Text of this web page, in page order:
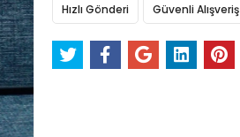
Hızlı Gönderi Güvenli Alışveriş